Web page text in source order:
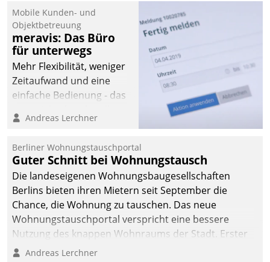
Ressort Kapitalanlage für
künftige Aufgaben und
Herausforderungen
gerüstet.
Mobile Kunden- und
Objektbetreuung
meravis: Das Büro
für unterwegs
Mehr Flexibilität, weniger
Zeitaufwand und eine
einfache Bedienung - das
Cockpit für mobile
Datatrain. Die meravis
Wohnungsbau- und
Immobilien GmbH hat
sich dabei für den Betrieb
der Lösung über die SAP
Cloud Platform
entschieden - als erstes
Unternehmen am
Andreas Lerchner
Berliner Wohnungstauschportal
Guter Schnitt bei Wohnungstausch
Die landeseigenen Wohnungsbaugesellschaften
Berlins bieten ihren Mietern seit September die
Chance, die Wohnung zu tauschen. Das neue
Wohnungstauschportal verspricht eine bessere
Nutzung des knappen Wohnraums der Stadt. Erster
Anwendungsfall für Datatrains Lösung API-Hub mit
Andreas Lerchner